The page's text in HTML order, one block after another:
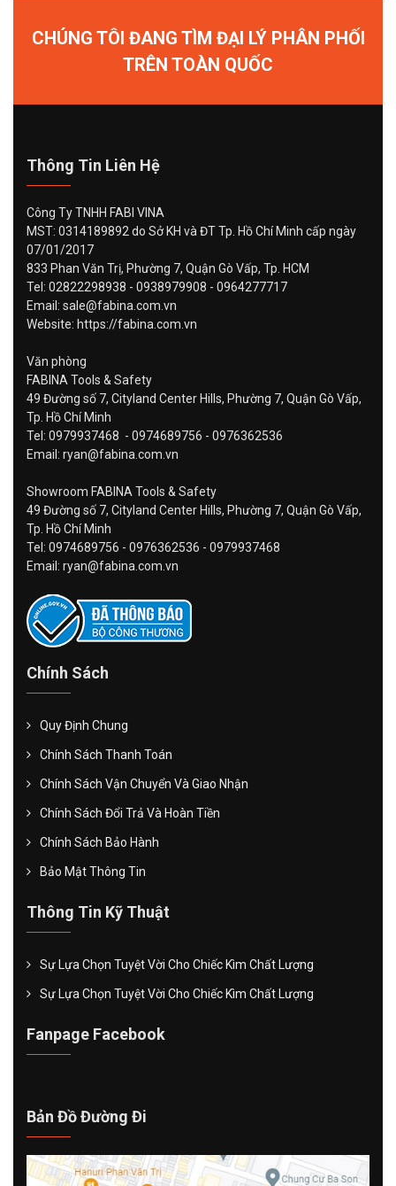
CHÚNG TÔI ĐANG TÌM ĐẠI LÝ PHÂN PHỐI
TRÊN TOÀN QUỐC
Thông Tin Liên Hệ
Công Ty TNHH FABI VINA
MST: 0314189892 do Sở KH và ĐT Tp. Hồ Chí Minh cấp ngày
07/01/2017
833 Phan Văn Trị, Phường 7, Quận Gò Vấp, Tp. HCM
Tel: 02822298938 - 0938979908 - 0964277717
Email: sale@fabina.com.vn
Website: https://fabina.com.vn
Văn phòng
FABINA Tools & Safety
49 Đường số 7, Cityland Center Hills, Phường 7, Quận Gò Vấp,
Tp. Hồ Chí Minh
Tel: 0979937468 - 0974689756 - 0976362536
Email: ryan@fabina.com.vn
Showroom FABINA Tools & Safety
49 Đường số 7, Cityland Center Hills, Phường 7, Quận Gò Vấp,
Tp. Hồ Chí Minh
Tel: 0974689756 - 0976362536 - 0979937468
Email: ryan@fabina.com.vn
Chính Sách
Quy Định Chung
Chính Sách Thanh Toán
Chính Sách Vận Chuyển Và Giao Nhận
Chính Sách Đổi Trả Và Hoàn Tiền
Chính Sách Bảo Hành
Bảo Mật Thông Tin
Thông Tin Kỹ Thuật
Sự Lựa Chọn Tuyệt Vời Cho Chiếc Kìm Chất Lượng
Sự Lựa Chọn Tuyệt Vời Cho Chiếc Kìm Chất Lượng
Fanpage Facebook
Bản Đồ Đường Đi